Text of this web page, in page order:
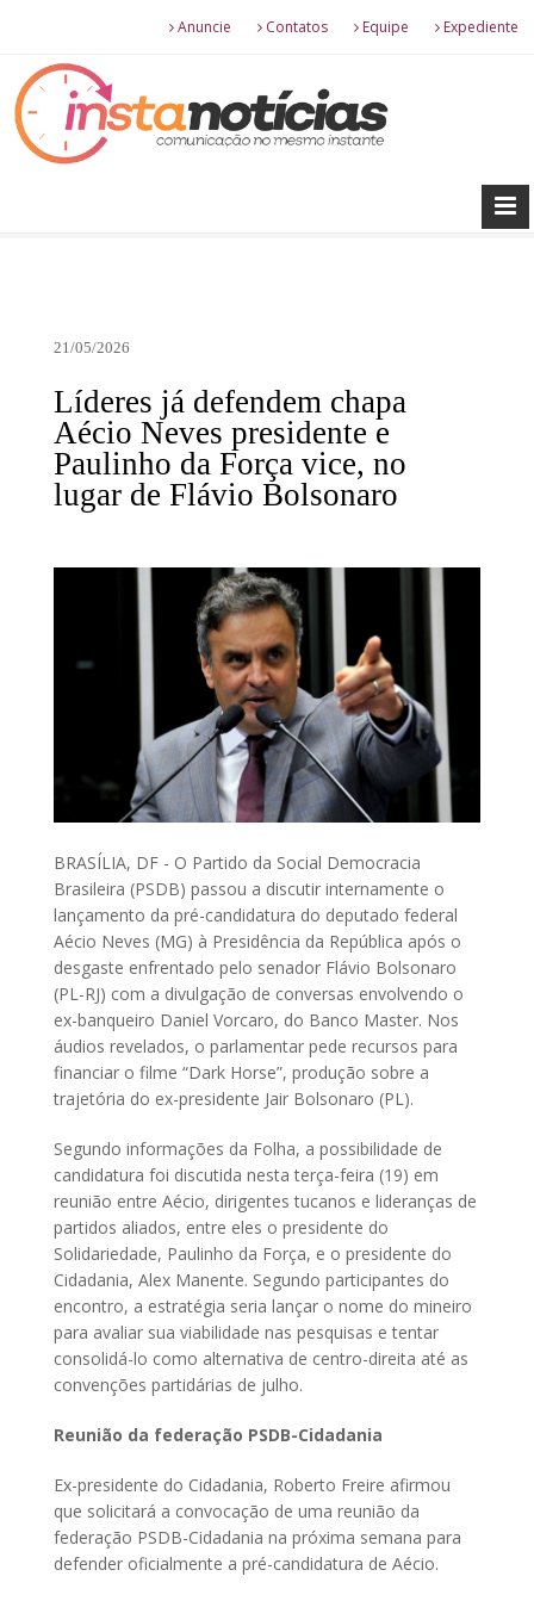
Anuncie Contatos Equipe Expediente
21/05/2026
Líderes já defendem chapa
Aécio Neves presidente e
Paulinho da Força vice, no
lugar de Flávio Bolsonaro
BRASÍLIA, DF - O Partido da Social Democracia
Brasileira (PSDB) passou a discutir internamente o
lançamento da pré-candidatura do deputado federal
Aécio Neves (MG) à Presidência da República após o
desgaste enfrentado pelo senador Flávio Bolsonaro
(PL-RJ) com a divulgação de conversas envolvendo o
ex-banqueiro Daniel Vorcaro, do Banco Master. Nos
áudios revelados, o parlamentar pede recursos para
financiar o filme “Dark Horse”, produção sobre a
trajetória do ex-presidente Jair Bolsonaro (PL).
Segundo informações da Folha, a possibilidade de
candidatura foi discutida nesta terça-feira (19) em
reunião entre Aécio, dirigentes tucanos e lideranças de
partidos aliados, entre eles o presidente do
Solidariedade, Paulinho da Força, e o presidente do
Cidadania, Alex Manente. Segundo participantes do
encontro, a estratégia seria lançar o nome do mineiro
para avaliar sua viabilidade nas pesquisas e tentar
consolidá-lo como alternativa de centro-direita até as
convenções partidárias de julho.
Reunião da federação PSDB-Cidadania
Ex-presidente do Cidadania, Roberto Freire afirmou
que solicitará a convocação de uma reunião da
federação PSDB-Cidadania na próxima semana para
defender oficialmente a pré-candidatura de Aécio.